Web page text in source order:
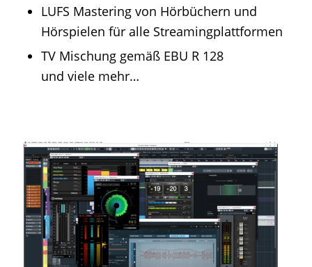
LUFS Mastering von Hörbüchern und
Hörspielen für alle Streamingplattformen
TV Mischung gemäß EBU R 128
und viele mehr…